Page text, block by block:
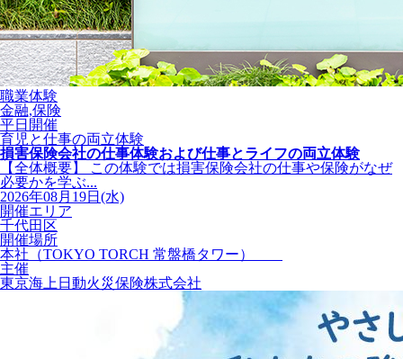
職業体験
金融,保険
平日開催
育児と仕事の両立体験
損害保険会社の仕事体験および仕事とライフの両立体験
【全体概要】 この体験では損害保険会社の仕事や保険がなぜ
必要かを学ぶ...
2026年08月19日(水)
開催エリア
千代田区
開催場所
本社（TOKYO TORCH 常盤橋タワー）
主催
東京海上日動火災保険株式会社